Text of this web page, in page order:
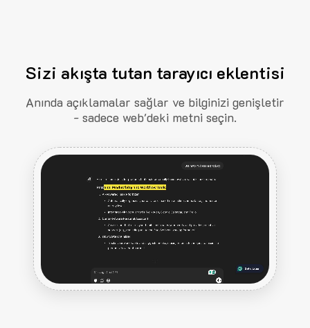
Sizi akışta tutan tarayıcı eklentisi
Anında açıklamalar sağlar ve bilginizi genişletir
- sadece web'deki metni seçin.